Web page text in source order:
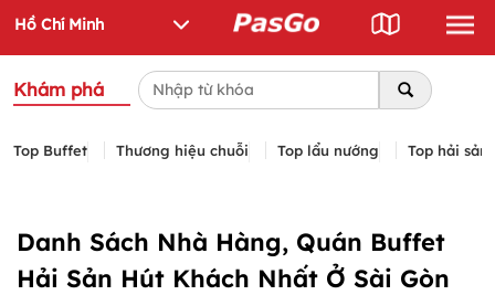
Khám phá
Top Buffet Thương hiệu chuỗi Top lẩu nướng Top hải sản
Danh Sách Nhà Hàng, Quán Buffet
Hải Sản Hút Khách Nhất Ở Sài Gòn